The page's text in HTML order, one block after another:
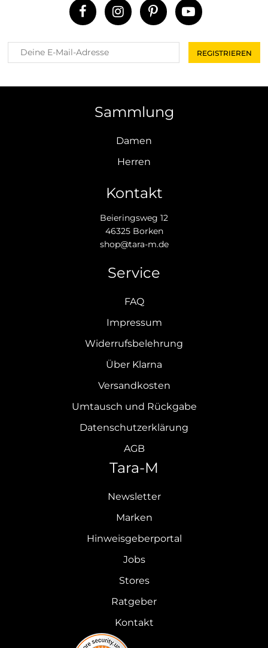
Sammlung
Damen
Herren
Kontakt
Beieringsweg 12
46325 Borken
shop@tara-m.de
Service
FAQ
Impressum
Widerrufsbelehrung
Über Klarna
Versandkosten
Umtausch und Rückgabe
Datenschutzerklärung
AGB
Tara-M
Newsletter
Marken
Hinweisgeberportal
Jobs
Stores
Ratgeber
Kontakt